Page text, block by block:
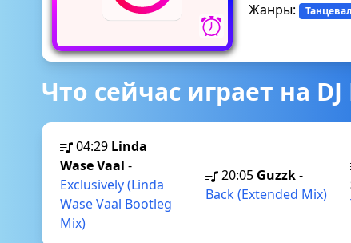
Жанры:
Что сейчас играет на DJ
04:29 Linda
Wase Vaal -
Exclusively (Linda
Wase Vaal Bootleg
Mix)
20:05 Guzzk-
Back (Extended Mix)